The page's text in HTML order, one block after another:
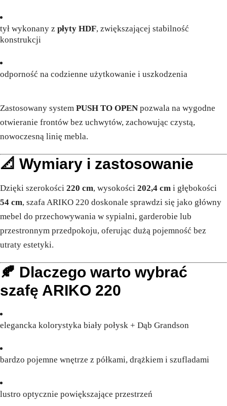
tył wykonany z płyty HDF, zwiększającej stabilność
konstrukcji
odporność na codzienne użytkowanie i uszkodzenia
Zastosowany system PUSH TO OPEN pozwala na wygodne
otwieranie frontów bez uchwytów, zachowując czystą,
nowoczesną linię mebla.
📐 Wymiary i zastosowanie
Dzięki szerokości 220 cm, wysokości 202,4 cm i głębokości
54 cm, szafa ARIKO 220 doskonale sprawdzi się jako główny
mebel do przechowywania w sypialni, garderobie lub
przestronnym przedpokoju, oferując dużą pojemność bez
utraty estetyki.
🍂 Dlaczego warto wybrać
szafę ARIKO 220
elegancka kolorystyka biały połysk + Dąb Grandson
bardzo pojemne wnętrze z półkami, drążkiem i szufladami
lustro optycznie powiększające przestrzeń